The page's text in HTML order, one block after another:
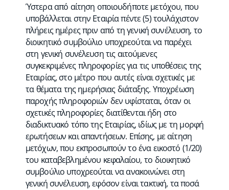
Ύστερα από αίτηση οποιουδήποτε μετόχου, που
υποβάλλεται στην Εταιρία πέντε (5) τουλάχιστον
πλήρεις ημέρες πριν από τη γενική συνέλευση, το
διοικητικό συμβούλιο υποχρεούται να παρέχει
στη γενική συνέλευση τις αιτούμενες
συγκεκριμένες πληροφορίες για τις υποθέσεις της
Εταιρίας, στο μέτρο που αυτές είναι σχετικές με
τα θέματα της ημερήσιας διάταξης. Υποχρέωση
παροχής πληροφοριών δεν υφίσταται, όταν οι
σχετικές πληροφορίες διατίθενται ήδη στο
διαδικτυακό τόπο της Εταιρίας, ιδίως με τη μορφή
ερωτήσεων και απαντήσεων. Επίσης, με αίτηση
μετόχων, που εκπροσωπούν το ένα εικοστό (1/20)
του καταβεβλημένου κεφαλαίου, το διοικητικό
συμβούλιο υποχρεούται να ανακοινώνει στη
γενική συνέλευση, εφόσον είναι τακτική, τα ποσά